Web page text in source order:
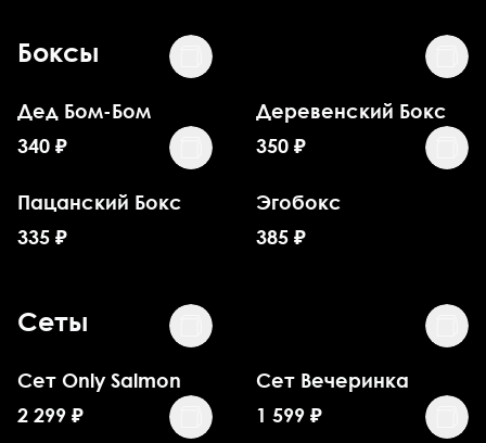
Боксы
Дед Бом-Бом
340 ₽
Деревенский Бокс
350 ₽
Пацанский Бокс
335 ₽
Эгобокс
385 ₽
Сеты
Сет Only Salmon
2 299 ₽
Сет Вечеринка
1 599 ₽